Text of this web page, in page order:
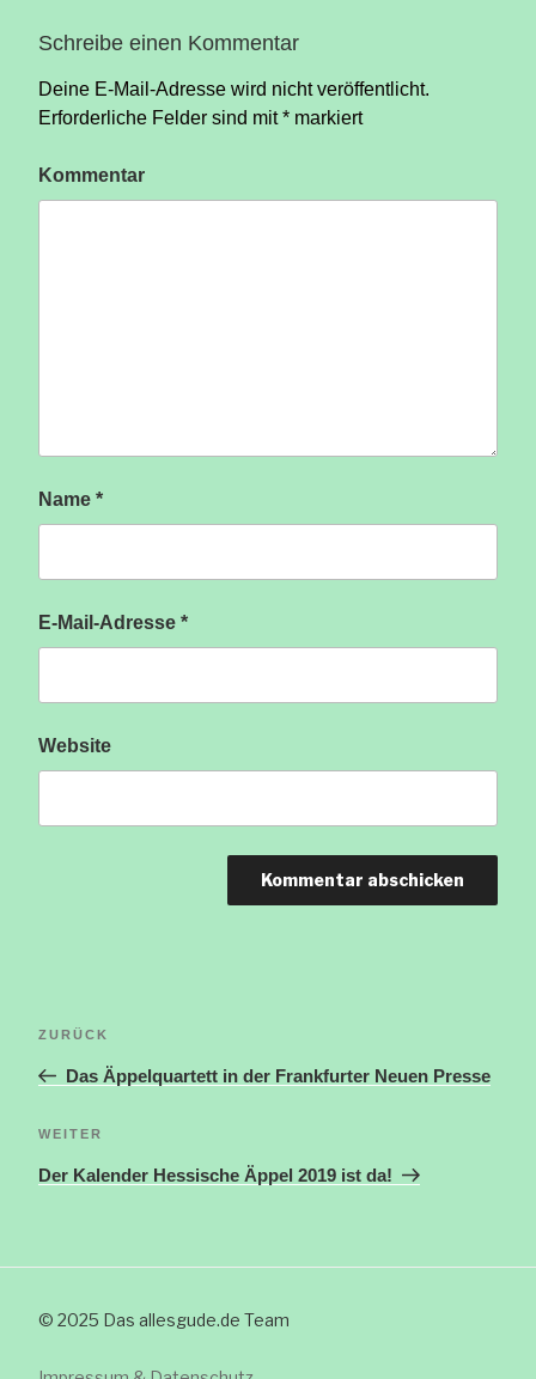
Schreibe einen Kommentar
Deine E-Mail-Adresse wird nicht veröffentlicht.
Erforderliche Felder sind mit* markiert
Kommentar
Name *
E-Mail-Adresse *
Website
Vorheriger
ZURÜCK
Das Äppelquartett in der Frankfurter Neuen Presse
Nächster
WEITER
Der Kalender Hessische Äppel 2019 ist da!
© 2025 Das allesgude.de Team